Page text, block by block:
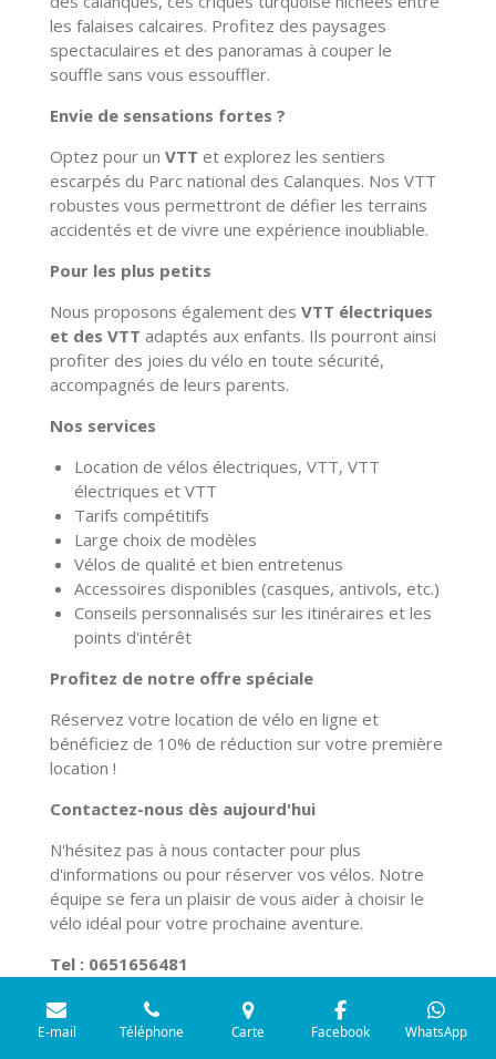
les falaises calcaires. Profitez des paysages
spectaculaires et des panoramas à couper le
souffle sans vous essouffler.
Envie de sensations fortes ?
Optez pour un VTT et explorez les sentiers
escarpés du Parc national des Calanques. Nos VTT
robustes vous permettront de défier les terrains
accidentés et de vivre une expérience inoubliable.
Pour les plus petits
Nous proposons également des VTT électriques
et des VTT adaptés aux enfants. Ils pourront ainsi
profiter des joies du vélo en toute sécurité,
accompagnés de leurs parents.
Nos services
Location de vélos électriques, VTT, VTT
électriques et VTT
Tarifs compétitifs
Large choix de modèles
Vélos de qualité et bien entretenus
Accessoires disponibles (casques, antivols, etc.)
Conseils personnalisés sur les itinéraires et les
points d'intérêt
Profitez de notre offre spéciale
Réservez votre location de vélo en ligne et
bénéficiez de 10% de réduction sur votre première
location !
Contactez-nous dès aujourd'hui
N'hésitez pas à nous contacter pour plus
d'informations ou pour réserver vos vélos. Notre
équipe se fera un plaisir de vous aider à choisir le
vélo idéal pour votre prochaine aventure.
Tel : 0651656481
Agence CiotatBike
66 Bd de la république à 2 pas
du vieux port de La Ciotat
E-mail Téléphone Carte Facebook WhatsApp